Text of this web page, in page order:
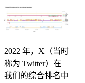
2022 年，X（当时
称为 Twitter）在
我们的综合排名中